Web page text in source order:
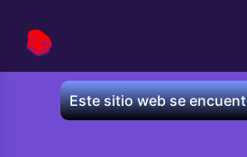
📚
Este sitio web se